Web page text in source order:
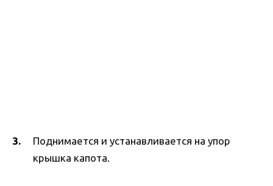
Поднимается и устанавливается на упор
крышка капота.